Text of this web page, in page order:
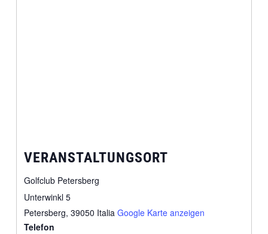
VERANSTALTUNGSORT
Golfclub Petersberg
Unterwinkl 5
Petersberg, 39050 Italia Google Karte anzeigen
Telefon